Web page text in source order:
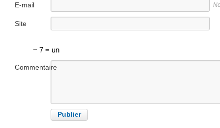
E-mail
Site
− 7 = un
Commentaire